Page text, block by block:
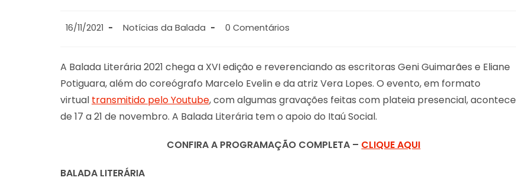
16/11/2021 Notícias da Balada 0 Comentários
A Balada Literária 2021 chega a XVI edição e reverenciando as escritoras Geni Guimarães e Eliane
Potiguara, além do coreógrafo Marcelo Evelin e da atriz Vera Lopes. O evento, em formato
virtual transmitido pelo Youtube, com algumas gravações feitas com plateia presencial, acontece
de 17 a 21 de novembro. A Balada Literária tem o apoio do Itaú Social.
CONFIRA A PROGRAMAÇÃO COMPLETA – CLIQUE AQUI
BALADA LITERÁRIA